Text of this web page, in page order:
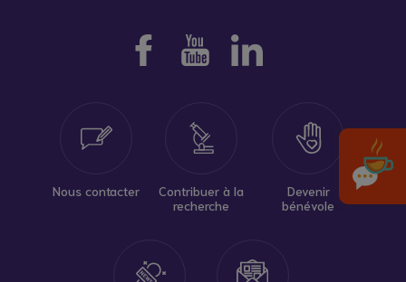
Nous contacter
Contribuer à la
recherche
Devenir
bénévole